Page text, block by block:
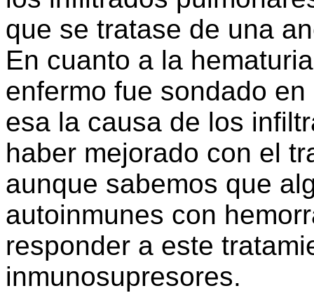
que se tratase de una
En cuanto a la
enfermo fue sondado
esa la causa de los
haber mejorado con el
aunque sabemos que
autoinmunes con
responder a este
inmunosupresores.